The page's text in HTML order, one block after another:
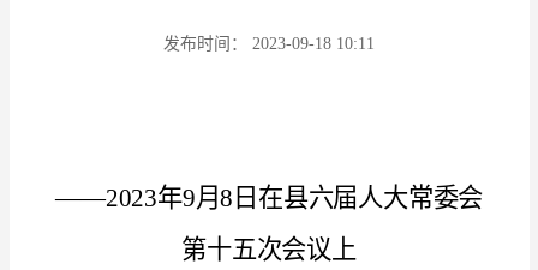
发布时间： 2023-09-18 10:11
——2023年9月8 日在县六届人大常委会
第十五次会议 上